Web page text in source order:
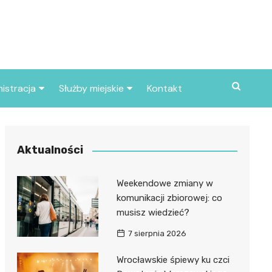
miasta
Służby miejskie
Policja
Kontakt
Aktualności
Weekendowe zmiany w
komunikacji zbiorowej: co
musisz wiedzieć?
7 sierpnia 2026
Wrocławskie śpiewy ku czci